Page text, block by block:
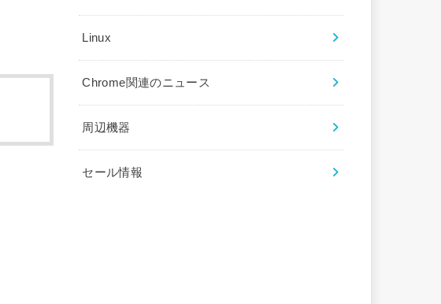
Linux
Chrome関連のニュース
周辺機器
セール情報